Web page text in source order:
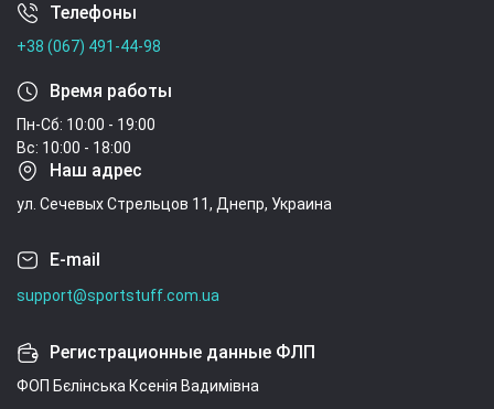
Условия соглашения
Телефоны
+38 (067) 491-44-98
Время работы
Пн-Сб: 10:00 - 19:00
Вс: 10:00 - 18:00
Наш адрес
ул. Сечевых Стрельцов 11, Днепр, Украина
E-mail
support@sportstuff.com.ua
Регистрационные данные ФЛП
ФОП Бєлінська Ксенія Вадимівна